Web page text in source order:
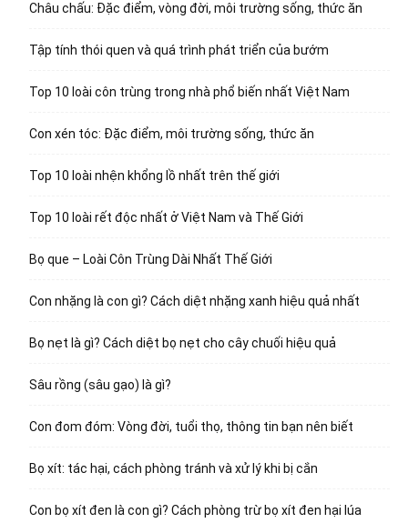
Châu chấu: Đặc điểm, vòng đời, môi trường sống, thức ăn
Tập tính thói quen và quá trình phát triển của bướm
Top 10 loài côn trùng trong nhà phổ biến nhất Việt Nam
Con xén tóc: Đặc điểm, môi trường sống, thức ăn
Top 10 loài nhện khổng lồ nhất trên thế giới
Top 10 loài rết độc nhất ở Việt Nam và Thế Giới
Bọ que – Loài Côn Trùng Dài Nhất Thế Giới
Con nhặng là con gì? Cách diệt nhặng xanh hiệu quả nhất
Bọ nẹt là gì? Cách diệt bọ nẹt cho cây chuối hiệu quả
Sâu rồng (sâu gạo) là gì?
Con đom đóm: Vòng đời, tuổi thọ, thông tin bạn nên biết
Bọ xít: tác hại, cách phòng tránh và xử lý khi bị cắn
Con bọ xít đen là con gì? Cách phòng trừ bọ xít đen hại lúa